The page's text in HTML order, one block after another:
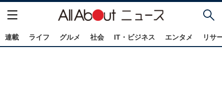
連載 ライフ グルメ 社会 IT・ビジネス エンタメ リサ